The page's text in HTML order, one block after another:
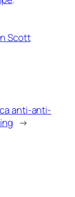
Scott
anti-anti-
→